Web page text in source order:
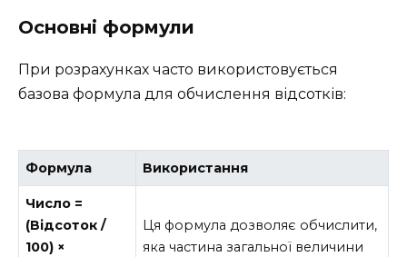
Основні формули
При розрахунках часто використовується
базова формула для обчислення відсотків:
Формула Використання
Число =
(Відсоток /
100) ×
Ця формула дозволяє обчислити,
яка частина загальної величини